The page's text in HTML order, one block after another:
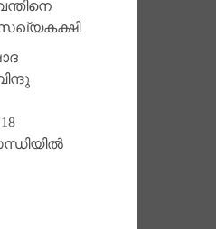
സഖ്യകക്ഷി